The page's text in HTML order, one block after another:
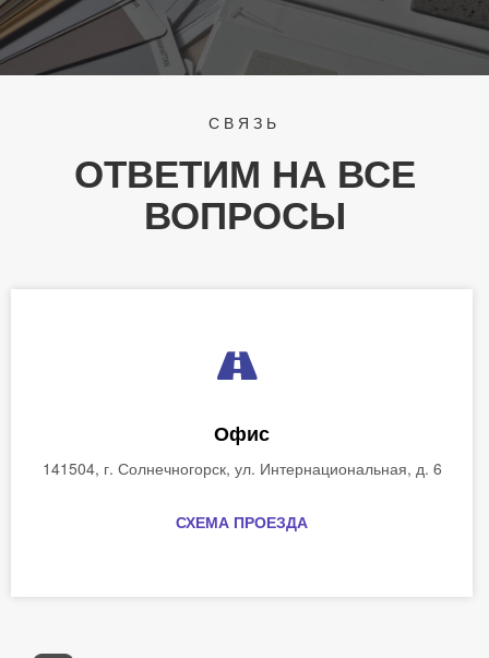
СВЯЗЬ
ОТВЕТИМ НА ВСЕ
ВОПРОСЫ
Офис
141504, г. Солнечногорск, ул. Интернациональная, д. 6
СХЕМА ПРОЕЗДА